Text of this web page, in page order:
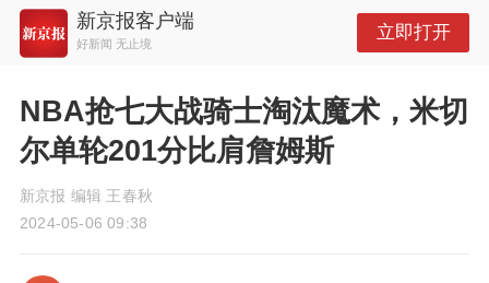
新京报客户端
好新闻 无止境
立即打开
NBA抢七大战骑士淘汰魔术，米切
尔单轮201分比肩詹姆斯
新京报 编辑 王春秋
2024-05-06 09:38